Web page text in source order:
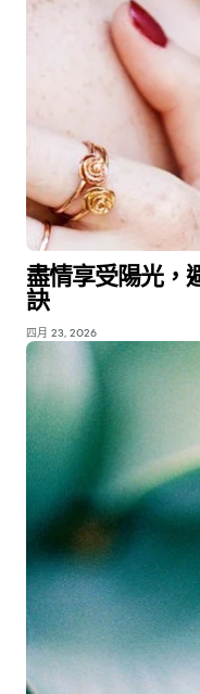
盡情享受陽光，
訣
四月 23, 2026